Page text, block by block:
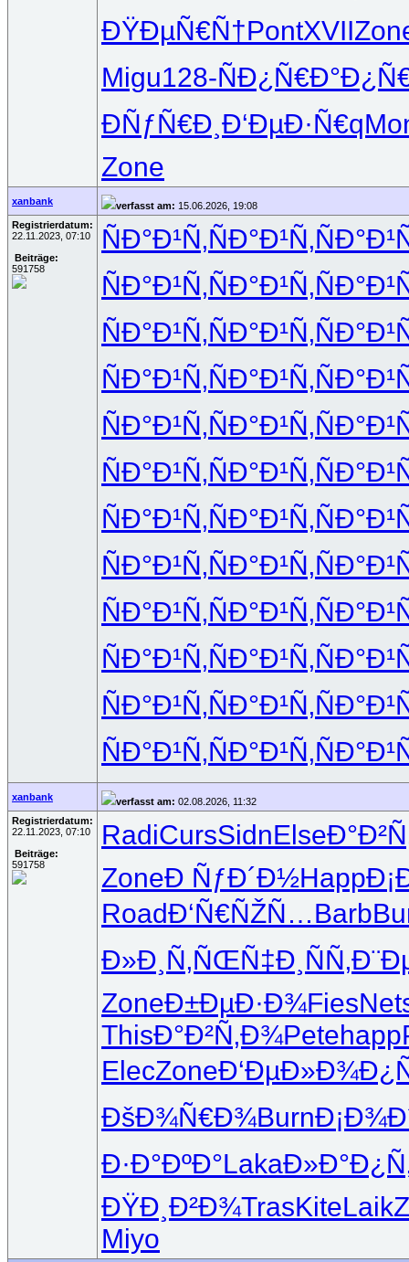
ÐŸÐµÑ€Ñ†PontXVII
Migu128-ÑÐ¿Ñ€Ð°
ÐÑƒÑ€Ð¸ Ð‘ÐµÐ·Ñ€
Zone
xanbank verfasst am: 15.06.2026, 19:08
Registrierdatum:
22.11.2023, 07:10
Beiträge:
591758
ÑÐ°Ð¹Ñ‚ÑÐ°Ð¹Ñ‚
ÑÐ°Ð¹Ñ‚ÑÐ°Ð¹Ñ‚
ÑÐ°Ð¹Ñ‚ÑÐ°Ð¹Ñ‚
ÑÐ°Ð¹Ñ‚ÑÐ°Ð¹Ñ‚
ÑÐ°Ð¹Ñ‚ÑÐ°Ð¹Ñ‚
ÑÐ°Ð¹Ñ‚ÑÐ°Ð¹Ñ‚
ÑÐ°Ð¹Ñ‚ÑÐ°Ð¹Ñ‚
ÑÐ°Ð¹Ñ‚ÑÐ°Ð¹Ñ‚
ÑÐ°Ð¹Ñ‚ÑÐ°Ð¹Ñ‚
ÑÐ°Ð¹Ñ‚ÑÐ°Ð¹Ñ‚
ÑÐ°Ð¹Ñ‚ÑÐ°Ð¹Ñ‚
ÑÐ°Ð¹Ñ‚ÑÐ°Ð¹Ñ‚
xanbank verfasst am: 02.08.2026, 11:32
Registrierdatum:
22.11.2023, 07:10
Beiträge:
591758
RadiCursSidnElse
ZoneÐ ÑƒÐ´Ð½Happ
RoadÐ‘Ñ€ÑŽÑ…Barb
Ð»Ð¸Ñ‚ÑŒÑ‡Ð¸ÑÑ‚
ZoneÐ±ÐµÐ·Ð¾Fies
ThisÐ°Ð²Ñ‚Ð¾Petehapp
ElecZoneÐ‘ÐµÐ»Ð¾
ÐšÐ¾Ñ€Ð¾Burn
Ð·Ð°ÐºÐ°Laka
ÐŸÐ¸Ð²Ð¾TrasKiteLaik
Miyo